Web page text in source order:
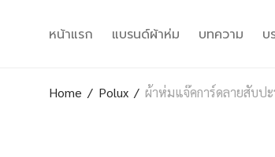
หน้าแรก แบรนด์ผ้าห่ม บทความ บ
Home / Polux / ผ้าห่มแจ๊คการ์ดลายสับป